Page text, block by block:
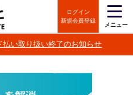
ログイン
新規会員登録
メニュー
払い取り扱い終了のお知らせ